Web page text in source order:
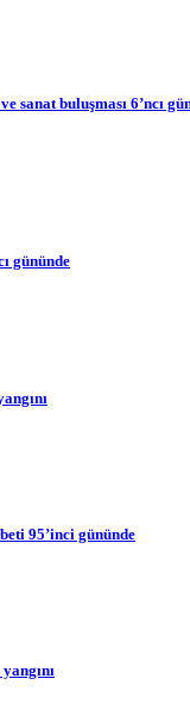
sanat buluşması 6’ncı
gününde
95’inci gününde